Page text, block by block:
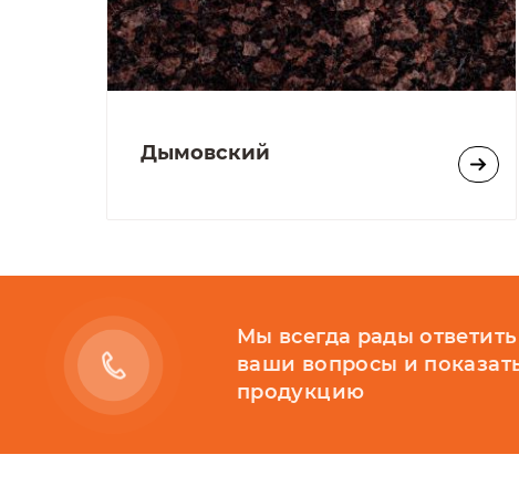
Такой тип гранитной брусчатки имеет
боковые поверхности. Применяется
используется в сочетании с пиленой
заготовки-бруски квадратного или
определяющим толщину брусчатки.
Размерный ряд пилено-колотой
Дымовский
Мы всегда рады
ваши вопросы и
продукцию